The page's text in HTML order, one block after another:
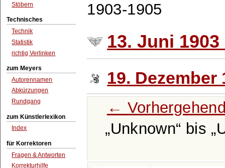
Stöbern
Technisches
Technik
Statistik
richtig Verlinken
zum Meyers
Autorennamen
Abkürzungen
Rundgang
zum Künstlerlexikon
Index
für Korrektoren
Fragen & Antworten
Korrekturhilfe
1903-1905
13. Juni
19. Dezember
←
Unknown
bis